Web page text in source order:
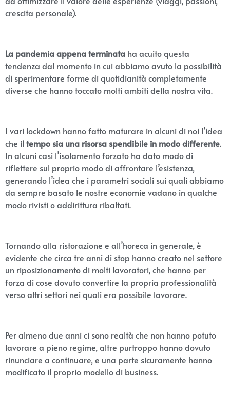
crescita personale).
La pandemia appena terminata ha acuito questa
tendenza dal momento in cui abbiamo avuto la possibilità
di sperimentare forme di quotidianità completamente
diverse che hanno toccato molti ambiti della nostra vita.
I vari lockdown hanno fatto maturare in alcuni di noi l’idea
che il tempo sia una risorsa spendibile in modo differente.
In alcuni casi l’isolamento forzato ha dato modo di
riflettere sul proprio modo di affrontare l’esistenza,
generando l’idea che i parametri sociali sui quali abbiamo
da sempre basato le nostre economie vadano in qualche
modo rivisti o addirittura ribaltati.
Tornando alla ristorazione e all’horeca in generale, è
evidente che circa tre anni di stop hanno creato nel settore
un riposizionamento di molti lavoratori, che hanno per
forza di cose dovuto convertire la propria professionalità
verso altri settori nei quali era possibile lavorare.
Per almeno due anni ci sono realtà che non hanno potuto
lavorare a pieno regime, altre purtroppo hanno dovuto
rinunciare a continuare, e una parte sicuramente hanno
modificato il proprio modello di business.